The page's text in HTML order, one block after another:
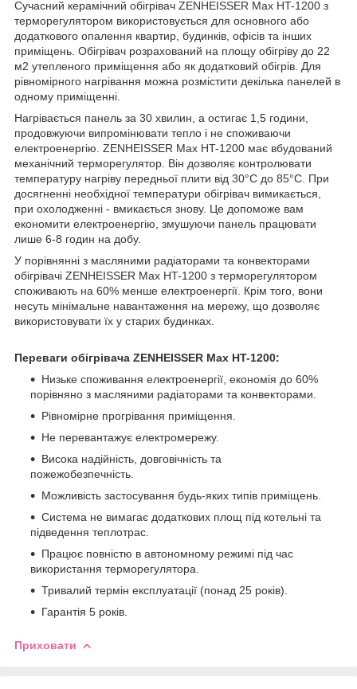
Сучасний керамічний обігрівач ZENHEISSER Max HT-1200 з
терморегулятором використовується для основного або
додаткового опалення квартир, будинків, офісів та інших
приміщень. Обігрівач розрахований на площу обігріву до 22
м2 утепленого приміщення або як додатковий обігрів. Для
рівномірного нагрівання можна розмістити декілька панелей в
одному приміщенні.
Нагрівається панель за 30 хвилин, а остигає 1,5 години,
продовжуючи випромінювати тепло і не споживаючи
електроенергію. ZENHEISSER Max HT-1200 має вбудований
механічний терморегулятор. Він дозволяє контролювати
температуру нагріву передньої плити від 30°C до 85°C. При
досягненні необхідної температури обігрівач вимикається,
при охолодженні - вмикається знову. Це допоможе вам
економити електроенергію, змушуючи панель працювати
лише 6-8 годин на добу.
У порівнянні з масляними радіаторами та конвекторами
обігрівачі ZENHEISSER Max HT-1200 з терморегулятором
споживають на 60% менше електроенергії. Крім того, вони
несуть мінімальне навантаження на мережу, що дозволяє
використовувати їх у старих будинках.
Переваги обігрівача ZENHEISSER Max HT-1200:
Низьке споживання електроенергії, економія до 60%
порівняно з масляними радіаторами та конвекторами.
Рівномірне прогрівання приміщення.
Не перевантажує електромережу.
Висока надійність, довговічність та
пожежобезпечність.
Можливість застосування будь-яких типів приміщень.
Система не вимагає додаткових площ під котельні та
підведення теплотрас.
Працює повністю в автономному режимі під час
використання терморегулятора.
Тривалий термін експлуатації (понад 25 років).
Гарантія 5 років.
Приховати